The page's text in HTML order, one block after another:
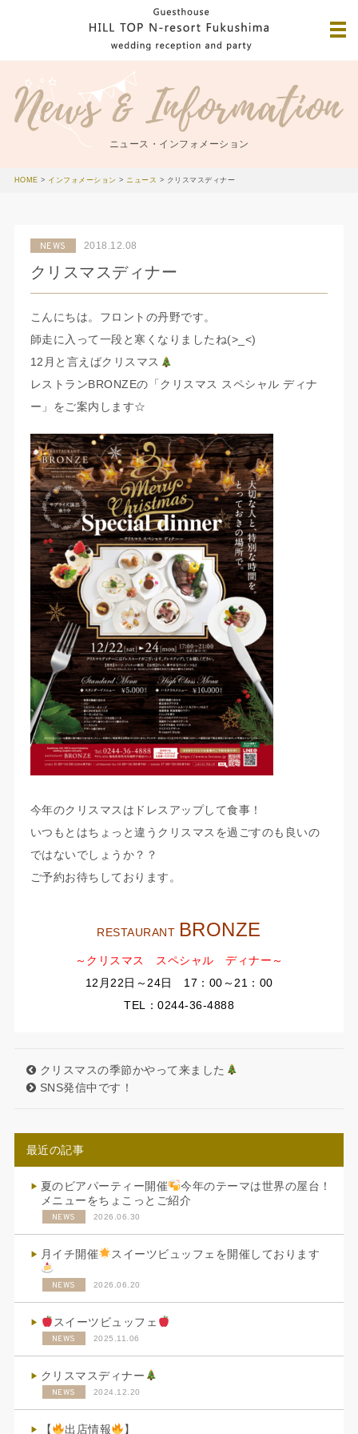
ニュース・インフォメーション
HOME > インフォメーション >ニュース > クリスマスディナー
NEWS 2018.12.08
クリスマスディナー
こんにちは。フロントの丹野です。
師走に入って一段と寒くなりましたね(>_<)
12月と言えばクリスマス
レストランBRONZEの「クリスマス スペシャル ディナ
ー」をご案内します☆
今年のクリスマスはドレスアップして食事！
いつもとはちょっと違うクリスマスを過ごすのも良いの
ではないでしょうか？？
ご予約お待ちしております。
RESTAURANT BRONZE
～クリスマス スペシャル ディナー～
12月22日～24日 17：00～21：00
TEL：0244-36-4888
クリスマスの季節かやって来ました
SNS発信中です！
最近の記事
夏のビアパーティー開催
今年のテーマは世界の屋台！
メニューをちょこっとご紹介
NEWS 2026.06.30
月イチ開催 スイーツビュッフェを開催しております
NEWS 2026.06.20
スイーツビュッフェ
NEWS 2025.11.06
クリスマスディナー
NEWS 2024.12.20
【 出店情報 】